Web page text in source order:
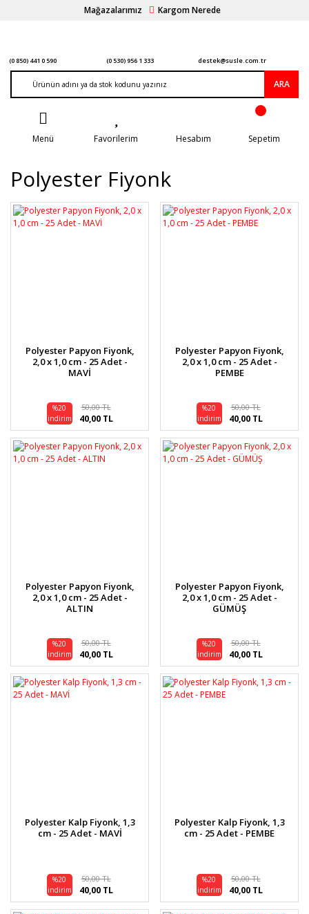
Mağazalarımız Kargom Nerede
(0 850) 441 0 590 (0 530) 956 1 333 destek@susle.com.tr
ARA
Menü Favorilerim Hesabım Sepetim
Polyester Fiyonk
Polyester Papyon Fiyonk,
2,0 x 1,0 cm - 25 Adet -
MAVİ
%20
indirim
50,00 TL
40,00 TL
Polyester Papyon Fiyonk,
2,0 x 1,0 cm - 25 Adet -
PEMBE
%20
indirim
50,00 TL
40,00 TL
Polyester Papyon Fiyonk,
2,0 x 1,0 cm - 25 Adet -
ALTIN
%20
indirim
50,00 TL
40,00 TL
Polyester Papyon Fiyonk,
2,0 x 1,0 cm - 25 Adet -
GÜMÜŞ
%20
indirim
50,00 TL
40,00 TL
Polyester Kalp Fiyonk, 1,3
cm - 25 Adet - MAVİ
%20
indirim
50,00 TL
40,00 TL
Polyester Kalp Fiyonk, 1,3
cm - 25 Adet - PEMBE
%20
indirim
50,00 TL
40,00 TL